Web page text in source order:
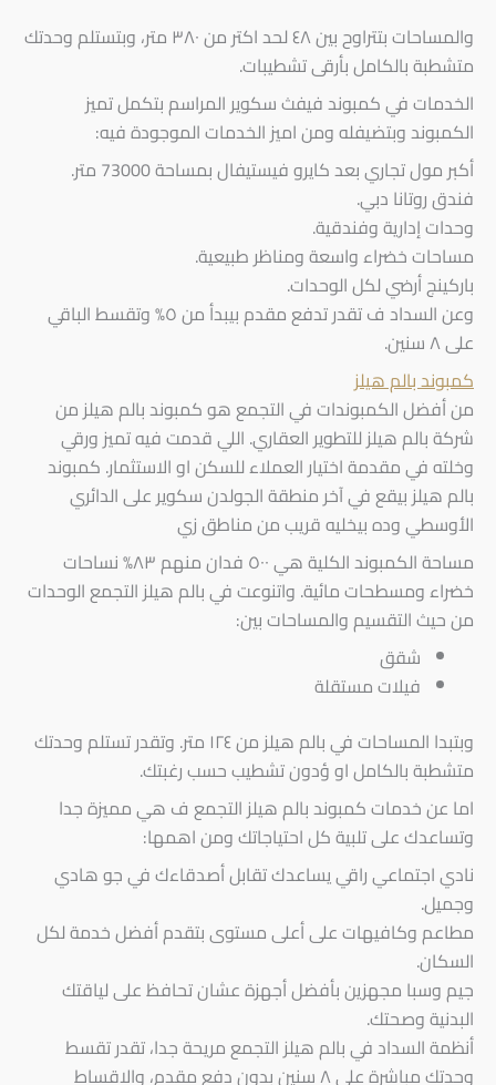
والمساحات بتتراوح بين ٤٨ لحد اكتر من ٣٨٠ متر، وبتستلم وحدتك
متشطبة بالكامل بأرقى تشطيبات.
الخدمات في كمبوند فيفث سكوير المراسم بتكمل تميز
الكمبوند وبتضيفله ومن اميز الخدمات الموجودة فيه:
أكبر مول تجاري بعد كايرو فيستيفال بمساحة 73000 متر.
فندق روتانا دبي.
وحدات إدارية وفندقية.
مساحات خضراء واسعة ومناظر طبيعية.
باركينج أرضي لكل الوحدات.
وعن السداد ف تقدر تدفع مقدم بيبدأ من ٥% وتقسط الباقي
على ٨ سنين.
كمبوند بالم هيلز
من أفضل الكمبوندات في التجمع هو كمبوند بالم هيلز من
شركة بالم هيلز للتطوير العقاري. اللي قدمت فيه تميز ورقي
وخلته في مقدمة اختيار العملاء للسكن او الاستثمار. كمبوند
بالم هيلز بيقع في آخر منطقة الجولدن سكوير على الدائري
الأوسطي وده بيخليه قريب من مناطق زي
مساحة الكمبوند الكلية هي ٥٠٠ فدان منهم ٨٣% نساحات
خضراء ومسطحات مائية. واتنوعت في بالم هيلز التجمع الوحدات
من حيث التقسيم والمساحات بين:
شقق
فيلات مستقلة
وبتبدا المساحات في بالم هيلز من ١٢٤ متر. وتقدر تستلم وحدتك
متشطبة بالكامل او ؤدون تشطيب حسب رغبتك.
اما عن خدمات كمبوند بالم هيلز التجمع ف هي مميزة جدا
وتساعدك على تلبية كل احتياجاتك ومن اهمها:
نادي اجتماعي راقي يساعدك تقابل أصدقاءك في جو هادي
وجميل.
مطاعم وكافيهات على أعلى مستوى بتقدم أفضل خدمة لكل
السكان.
جيم وسبا مجهزين بأفضل أجهزة عشان تحافظ على لياقتك
البدنية وصحتك.
أنظمة السداد في بالم هيلز التجمع مريحة جدا، تقدر تقسط
وحدتك مباشرة على ٨ سنين بدون دفع مقدم، والاقساط